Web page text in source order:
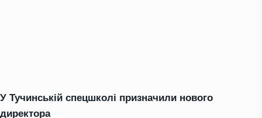
У Тучинській спецшколі призначили нового
директора